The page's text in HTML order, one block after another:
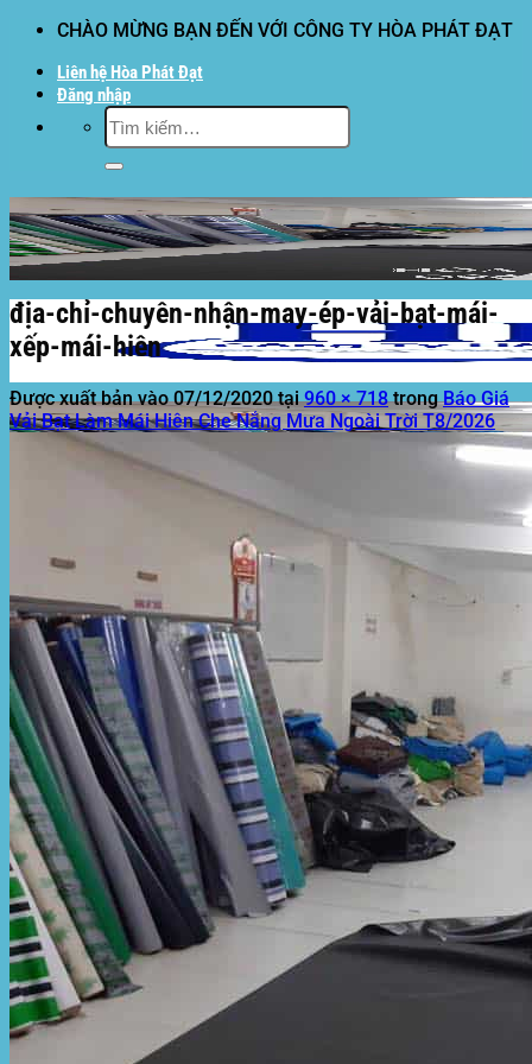
dung
CHÀO MỪNG BẠN ĐẾN VỚI CÔNG TY HÒA PHÁT ĐẠT
Liên hệ Hòa Phát Đạt
Đăng nhập
Tìm
kiếm:
Hòa Phát Đạt
Giới thiệu Hòa Phát Đạt
Sản Phẩm
Sản Phẩm Bạt Che Ngoài Trời
Bạt che nắng mưa
Bạt kéo ngoài trời
Bạt che tự cuốn
Bạt nhựa xanh cam
Bạt sọc 3 màu
Bạt nhựa giá rẻ
Bạt lót ao hồ
Bạt nhựa đen HDPE
Màng chống thấm HDPE
Sản Phẩm Dù Che Ngoài Trời
Dù che nắng
Dù che quán cafe
Dù che sự kiện
Dù lệch tâm
Sản Phẩm Mái Che Di Động
Mái hiên di động
Mái xếp di động
Nhà bạt di động
địa-chỉ-chuyên-nhận-may-ép-vải-bạt-mái-
xếp-mái-hiên
Được xuất bản vào07/12/2020tại960 × 718trongBáo Giá
Vải Bạt Làm Mái Hiên Che Nắng Mưa Ngoài Trời T8/2026